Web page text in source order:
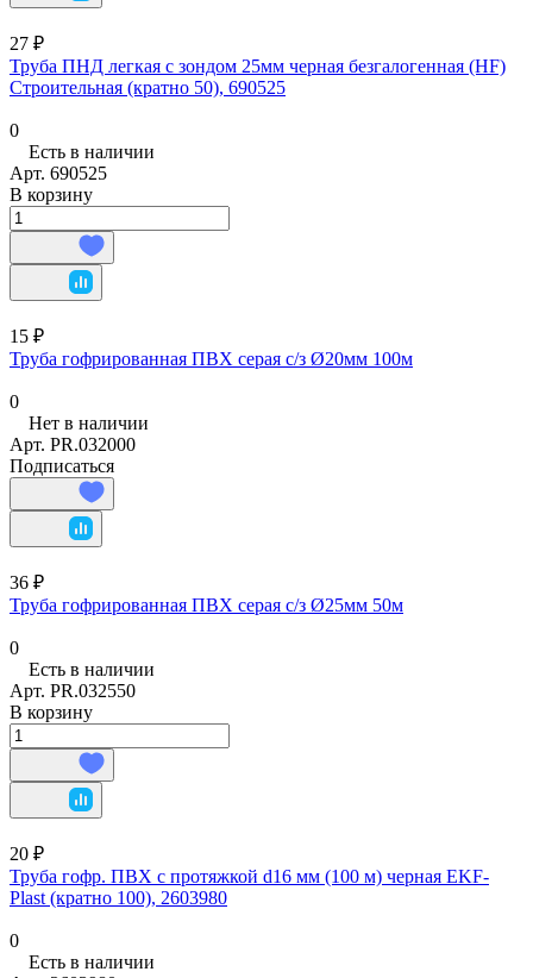
27 ₽
Труба ПНД легкая с зондом 25мм черная безгалогенная (HF)
Строительная (кратно 50), 690525
0
Есть в наличии
Арт. 690525
В корзину
15 ₽
Труба гофрированная ПВХ серая с/з Ø20мм 100м
0
Нет в наличии
Арт. PR.032000
Подписаться
36 ₽
Труба гофрированная ПВХ серая с/з Ø25мм 50м
0
Есть в наличии
Арт. PR.032550
В корзину
20 ₽
Труба гофр. ПВХ с протяжкой d16 мм (100 м) черная EKF-
Plast (кратно 100), 2603980
0
Есть в наличии